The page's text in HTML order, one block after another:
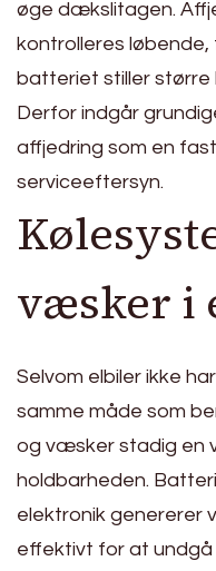
øge dækslitagen.
kontrolleres
batteriet stiller større
Derfor indgår
affjedring som en
serviceeftersyn.
væsker i
Selvom elbiler ikke
samme måde som
og væsker stadig en
holdbarheden.
elektronik genererer
effektivt for at undgå